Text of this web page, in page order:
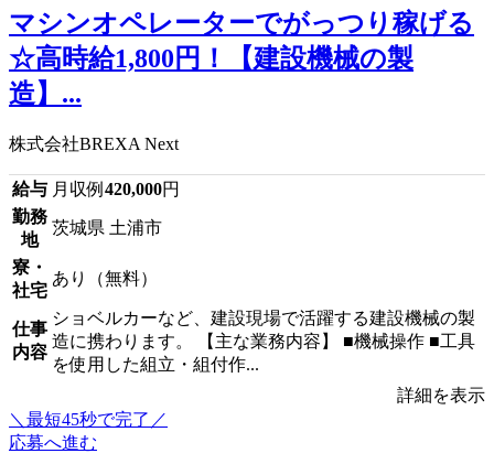
マシンオペレーターでがっつり稼げる
☆高時給1,800円！【建設機械の製
造】...
株式会社BREXA Next
給与 月収例 420,000円
勤務
地
茨城県 土浦市
寮・
社宅
あり（無料）
仕事
内容
ショベルカーなど、建設現場で活躍する建設機械の製
造に携わります。 【主な業務内容】 ■機械操作 ■工具
を使用した組立・組付作...
詳細を表示
＼最短45秒で完了／
応募へ進む